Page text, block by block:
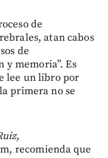
de
atan cabos
de
memoria”. Es
lee un libro por
primera no se
recomienda que